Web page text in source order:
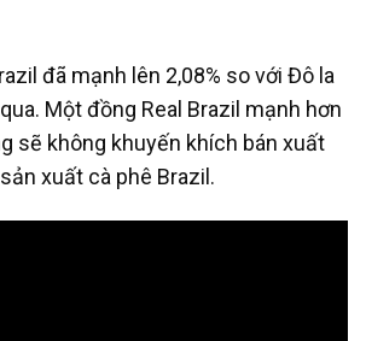
đã mạnh lên 2,08% so với Đô la
Một đồng Real Brazil mạnh hơn
sẽ không khuyến khích bán xuất
xuất cà phê Brazil.